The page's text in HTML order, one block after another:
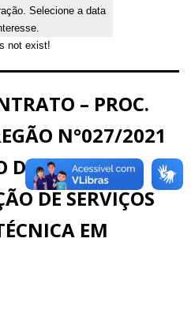
Selecione a data
not exist!
– PROC.
N°027/2021
DE EMPRESA
DE SERVIÇOS
EM